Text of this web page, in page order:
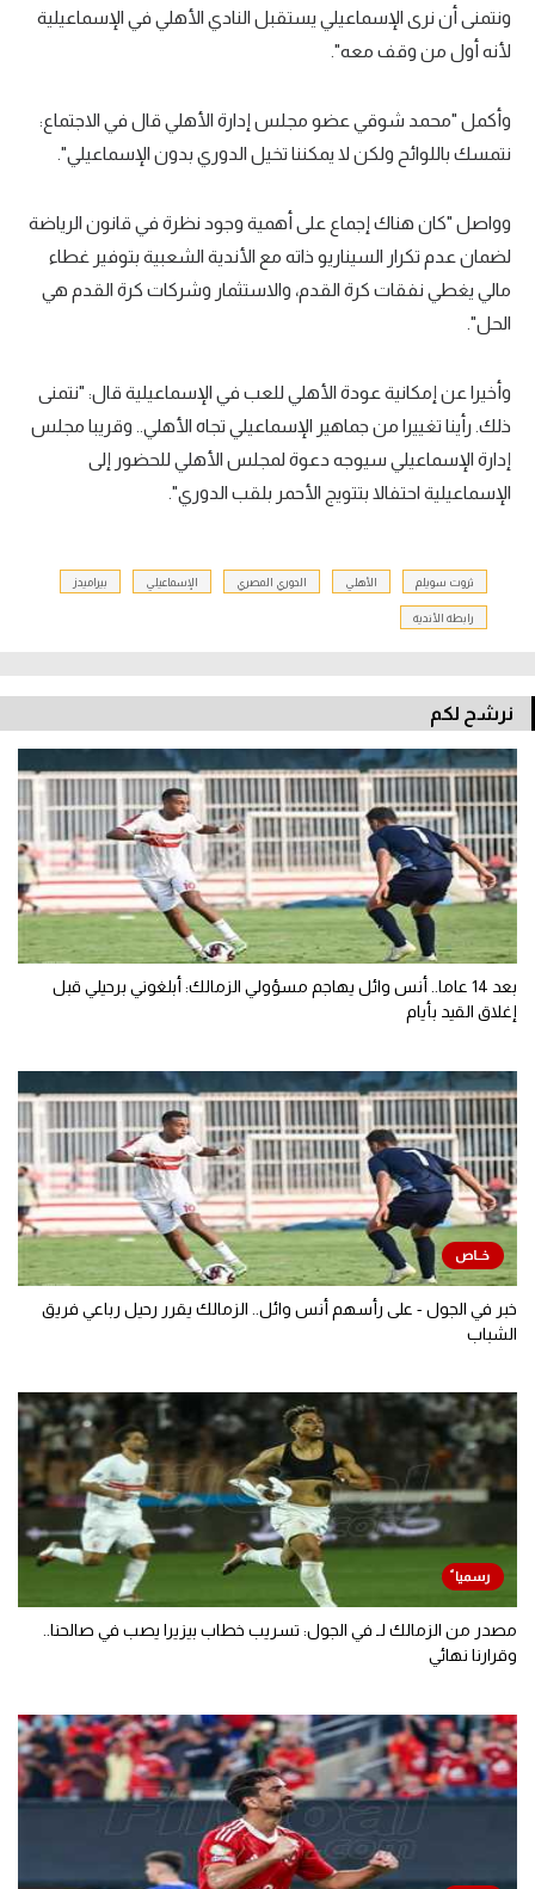
ونتمنى أن نرى الإسماعيلي يستقبل النادي الأهلي في الإسماعيلية
لأنه أول من وقف معه".
وأكمل "محمد شوقي عضو مجلس إدارة الأهلي قال في الاجتماع:
نتمسك باللوائح ولكن لا يمكننا تخيل الدوري بدون الإسماعيلي".
وواصل "كان هناك إجماع على أهمية وجود نظرة في قانون الرياضة
لضمان عدم تكرار السيناريو ذاته مع الأندية الشعبية بتوفير غطاء
مالي يغطي نفقات كرة القدم، والاستثمار وشركات كرة القدم هي
الحل".
وأخيرا عن إمكانية عودة الأهلي للعب في الإسماعيلية قال: "نتمنى
ذلك. رأينا تغييرا من جماهير الإسماعيلي تجاه الأهلي.. وقريبا مجلس
إدارة الإسماعيلي سيوجه دعوة لمجلس الأهلي للحضور إلى
الإسماعيلية احتفالا بتتويج الأحمر بلقب الدوري".
ثروت سويلم الأهلي الدوري المصري الإسماعيلي بيراميدز
رابطة الأندية
نرشح لكم
بعد 14 عاما.. أنس وائل يهاجم مسؤولي الزمالك: أبلغوني برحيلي قبل
إغلاق القيد بأيام
خبر في الجول - على رأسهم أنس وائل.. الزمالك يقرر رحيل رباعي فريق
الشباب
مصدر من الزمالك لـ في الجول: تسريب خطاب بيزيرا يصب في صالحنا..
وقرارنا نهائي